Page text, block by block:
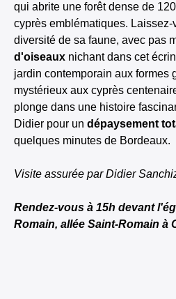
qui abrite une forêt dense de
cyprès emblématiques.
diversité de sa faune, avec pas
d'oiseaux nichant dans cet
jardin contemporain aux formes
mystérieux aux cyprès
plonge dans une histoire
Didier pour un dépaysement
quelques minutes de Bordeaux.
Visite assurée par Didier
Rendez-vous à 15h devant
Romain, allée Saint-Romain à